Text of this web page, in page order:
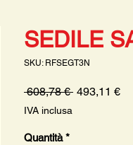
SEDILE
SKU: RFSEGT3N
608,78 € Prezzo
493,11 €
IVA inclusa
Quantità *